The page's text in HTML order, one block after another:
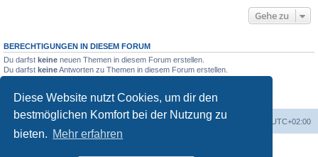
Diese Website nutzt Cookies, um dir den
bestmöglichen Komfort bei der Nutzung zu
bieten. Mehr erfahren
Gehe zu
BERECHTIGUNGEN IN DIESEM FORUM
Du darfst keine neuen Themen in diesem Forum erstellen.
Du darfst keineAntworten zu Themen in diesem Forum erstellen.
Du darfstkeineDateianhänge in diesem Forum erstellen.
Portal Foren-Übersicht Alle Zeiten sind UTC+02:00